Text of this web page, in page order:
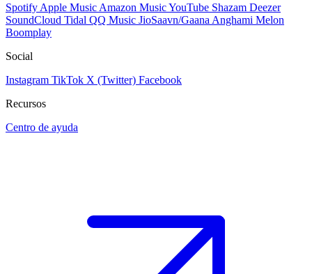
Spotify Apple Music Amazon MusicYouTube Shazam Deezer
SoundCloud Tidal QQ Music JioSaavn/Gaana Anghami Melon
Boomplay
Social
Instagram TikTok X (Twitter) Facebook
Recursos
Centro de ayuda